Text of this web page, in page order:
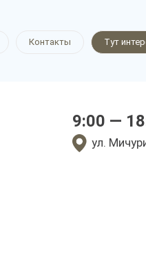
Контакты Тут
9:00 —
ул.
цены